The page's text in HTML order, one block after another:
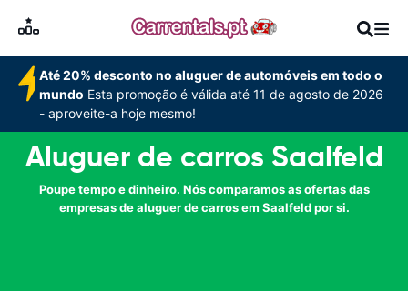
Até 20% desconto no aluguer de automóveis em todo o
mundo Esta promoção é válida até 11 de agosto de 2026
- aproveite-a hoje mesmo!
Aluguer de carros Saalfeld
Poupe tempo e dinheiro. Nós comparamos as ofertas das
empresas de aluguer de carros em Saalfeld por si.